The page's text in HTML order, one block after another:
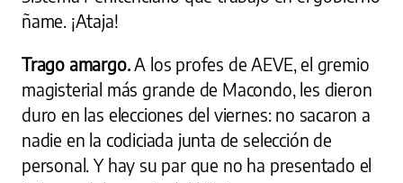
ñame. ¡Ataja!
Trago amargo.A los profes de AEVE, el gremio
magisterial más grande de Macondo, les dieron
duro en las elecciones del viernes: no sacaron a
nadie en la codiciada junta de selección de
personal. Y hay su par que no ha presentado el